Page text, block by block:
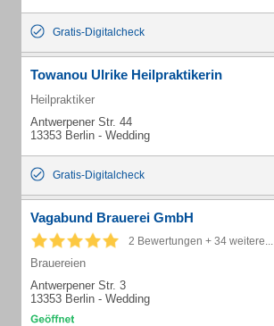
Gratis-Digitalcheck
Towanou Ulrike Heilpraktikerin
Heilpraktiker
Antwerpener Str. 44
13353 Berlin - Wedding
Gratis-Digitalcheck
Vagabund Brauerei GmbH
2 Bewertungen + 34 weitere...
Brauereien
Antwerpener Str. 3
13353 Berlin - Wedding